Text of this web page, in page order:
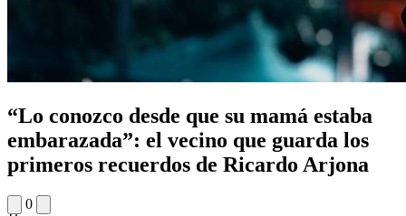
“Lo conozco desde que su mamá estaba
embarazada”: el vecino que guarda los
primeros recuerdos de Ricardo Arjona
0